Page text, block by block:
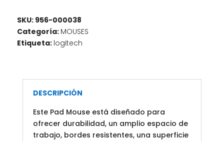
SKU: 956-000038
Categoría: MOUSES
Etiqueta: logitech
DESCRIPCIÓN
Este Pad Mouse está diseñado para
ofrecer durabilidad, un amplio espacio de
trabajo, bordes resistentes, una superficie